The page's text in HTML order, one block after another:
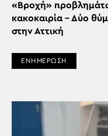
«Βροχή»
κακοκαιρία – Δύο
στην Αττική
ΕΝΗΜΕΡΩΣΗ